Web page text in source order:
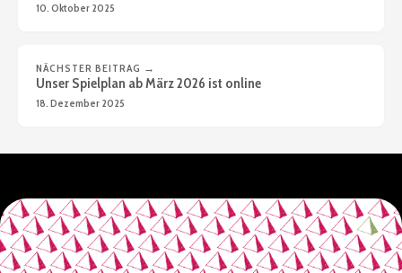
10. Oktober 2025
NÄCHSTER BEITRAG →
Unser Spielplan ab März 2026 ist online
18. Dezember 2025